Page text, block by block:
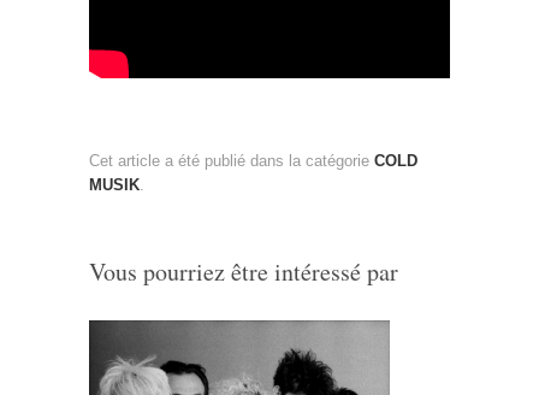
Cet article a été publié dans la catégorie COLD
MUSIK.
Vous pourriez être intéressé par